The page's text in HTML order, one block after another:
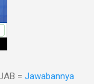
= Jawabannya